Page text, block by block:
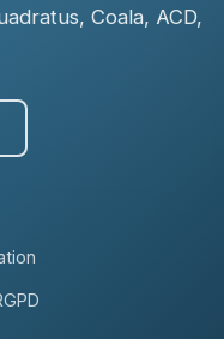
Coala, ACD,